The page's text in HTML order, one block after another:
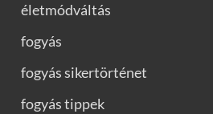
életmódváltás
fogyás
fogyás sikertörténet
fogyás tippek